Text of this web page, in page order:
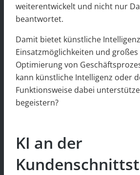
weiterentwickelt und nicht nur
beantwortet.
Damit bietet künstliche
Einsatzmöglichkeiten und
Optimierung von
kann künstliche Intelligenz oder
Funktionsweise dabei
begeistern?
KI an der